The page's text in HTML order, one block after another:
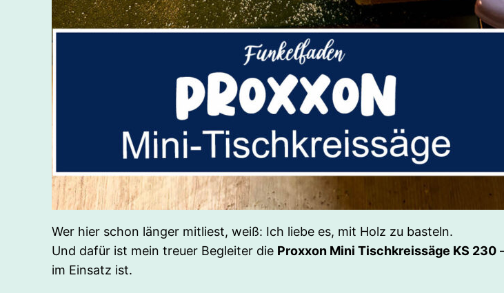
Wer hier schon länger mitliest, weiß: Ich liebe es, mit Holz zu basteln.
Und dafür ist mein treuer Begleiter die Proxxon Mini Tischkreissäge KS 230
im Einsatz ist.